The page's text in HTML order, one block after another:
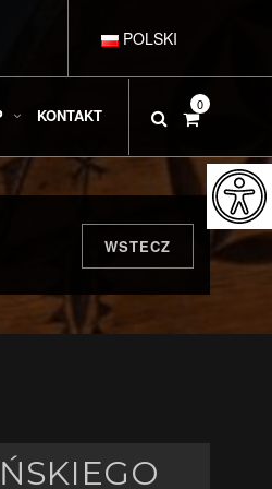
POLSKI
DEUTSCH
ESPAÑOL
РУССКИЙ
KONTAKT
0
WSTECZ